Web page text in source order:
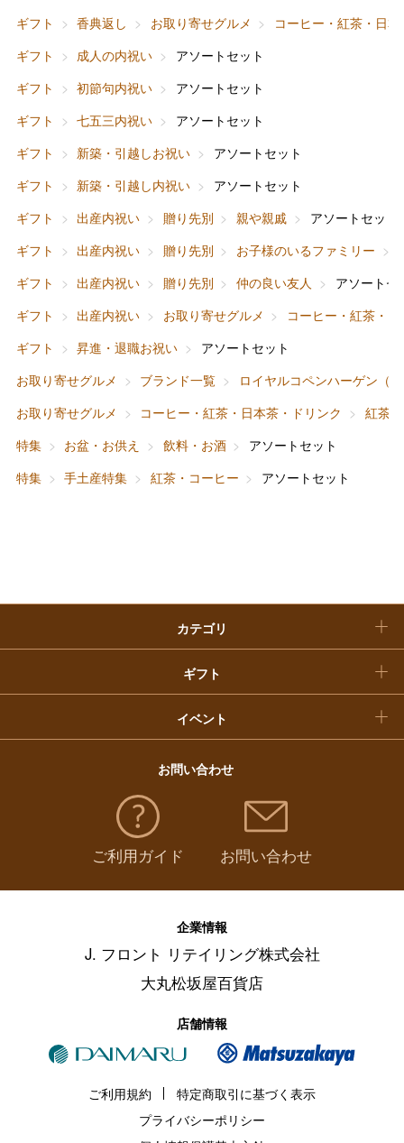
ギフト
香典返し お取り寄せグルメ
コーヒー・紅茶・日
ギフト
成人の内祝い
アソートセット
ギフト
初節句内祝い
アソートセット
ギフト
七五三内祝い
アソートセット
ギフト
新築・引越しお祝い
アソートセット
ギフト
新築・引越し内祝い
アソートセット
ギフト
出産内祝い 贈り先別 親や親戚
アソートセット
ギフト
出産内祝い 贈り先別 お子様のいるファミリー
ギフト
出産内祝い 贈り先別 仲の良い友人
アソートセ
ギフト
出産内祝い お取り寄せグルメ
コーヒー・紅茶・
ギフト
昇進・退職お祝い
アソートセット
お取り寄せグルメ
ブランド一覧
ロイヤルコペンハーゲン（
お取り寄せグルメ
コーヒー・紅茶・日本茶・ドリンク
紅茶
特集
お盆・お供え 飲料・お酒
アソートセット
特集
手土産特集 紅茶・コーヒー アソートセット
カテゴリ
フード＆スイーツ
ファッション
ホーム＆インテリア
ベビー＆キッズ
ギフト
出産内祝い
結婚内祝い
お香典返し
快気祝い
イベント
バレンタインチョコレート
母の日
父の日
お中元
敬老の日
福袋
お問い合わせ
ご利用ガイド お問い合わせ
企業情報
J. フロント リテイリング株式会社
大丸松坂屋百貨店
店舗情報
ご利用規約
特定商取引に基づく表示
プライバシーポリシー